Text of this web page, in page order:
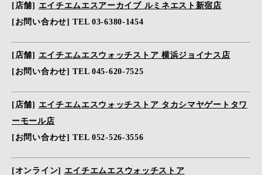
[店舗] エイチエムエスアーカイブ ルミネエスト新宿店
[お問い合わせ] TEL 03-6380-1454
[店舗] エイチエムエスウォッチストア 横浜ジョイナス店
[お問い合わせ] TEL 045-620-7525
[店舗] エイチエムエスウォッチストア タカシマヤゲートタワ
ーモール店
[お問い合わせ] TEL 052-526-3556
[オンライン] エイチエムエスウォッチストア